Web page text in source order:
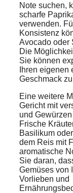
Note suchen,
scharfe
verwenden.
Konsistenz
Avocado oder
Die
Sie können
Ihren eigenen
Geschmack
Eine weitere
Gericht mit
und
Frische
Basilikum
dem Reis mit
aromatische
Sie daran,
Gemüses von
Vorlieben und